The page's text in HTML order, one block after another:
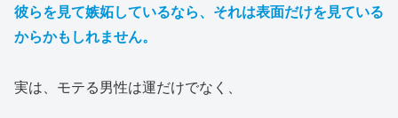
彼らを見て嫉妬しているなら、それは表面だけを見ている
からかもしれません。
実は、モテる男性は運だけでなく、